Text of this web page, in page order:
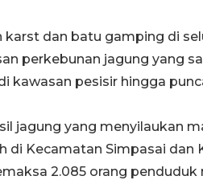
dan batu gamping di
perkebunan jagung yang
kawasan pesisir hingga
jagung yang menyilaukan
di Kecamatan Simpasai dan
2.085 orang